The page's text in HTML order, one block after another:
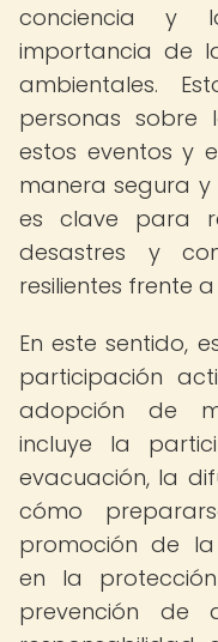
conciencia y
importancia de
ambientales.
personas sobre
estos eventos y
manera segura y
es clave para
desastres y
resilientes frente a
En este sentido,
participación
adopción de
incluye la
evacuación, la
cómo
promoción de la
en la
prevención de